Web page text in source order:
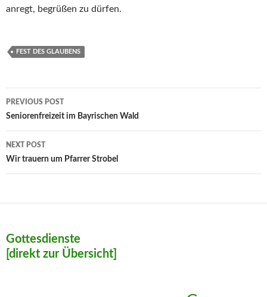
anregt, begrüßen zu dürfen.
FEST DES GLAUBENS
Post
navigation
PREVIOUS POST
Seniorenfreizeit im Bayrischen Wald
NEXT POST
Wir trauern um Pfarrer Strobel
Gottesdienste
[direkt zur Übersicht]